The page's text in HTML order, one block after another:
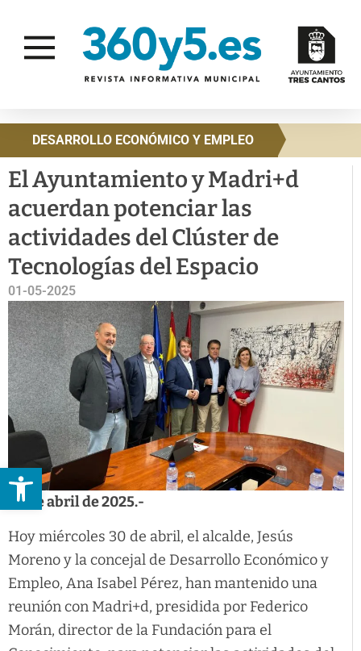
Abrir barra de herramientas
DESARROLLO ECONÓMICO Y EMPLEO
El Ayuntamiento y Madri+d
acuerdan potenciar las
actividades del Clúster de
Tecnologías del Espacio
01-05-2025
30 de abril de 2025.-
Hoy miércoles 30 de abril, el alcalde, Jesús
Moreno y la concejal de Desarrollo Económico y
Empleo, Ana Isabel Pérez, han mantenido una
reunión con Madri+d, presidida por Federico
Morán, director de la Fundación para el